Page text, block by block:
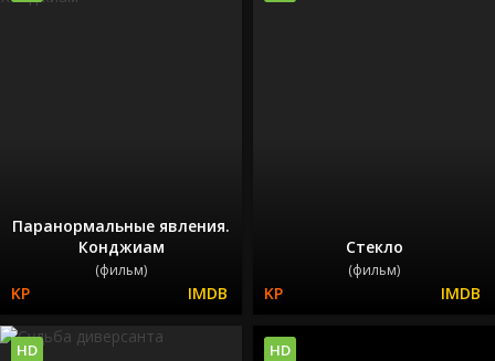
Паранормальные явления.
Конджиам
(фильм)
Стекло
(фильм)
HD HD